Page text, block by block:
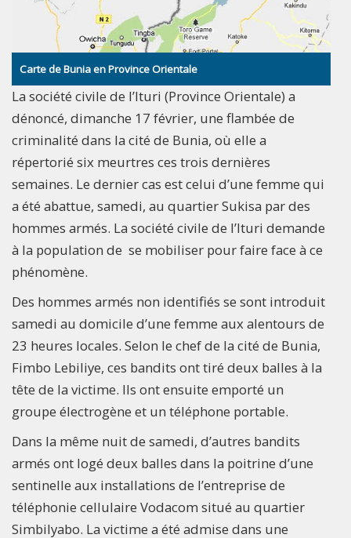
Carte de Bunia en Province Orientale
La société civile de l’Ituri (Province Orientale) a
dénoncé, dimanche 17 février, une flambée de
criminalité dans la cité de Bunia, où elle a
répertorié six meurtres ces trois dernières
semaines. Le dernier cas est celui d’une femme qui
a été abattue, samedi, au quartier Sukisa par des
hommes armés. La société civile de l’Ituri demande
à la population de se mobiliser pour faire face à ce
phénomène.
Des hommes armés non identifiés se sont introduit
samedi au domicile d’une femme aux alentours de
23 heures locales. Selon le chef de la cité de Bunia,
Fimbo Lebiliye, ces bandits ont tiré deux balles à la
tête de la victime. Ils ont ensuite emporté un
groupe électrogène et un téléphone portable.
Dans la même nuit de samedi, d’autres bandits
armés ont logé deux balles dans la poitrine d’une
sentinelle aux installations de l’entreprise de
téléphonie cellulaire Vodacom situé au quartier
Simbilyabo. La victime a été admise dans une